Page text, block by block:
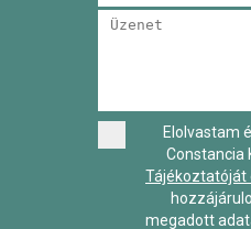
Elolvastam
Constancia
Tájékoztatóját
megadott